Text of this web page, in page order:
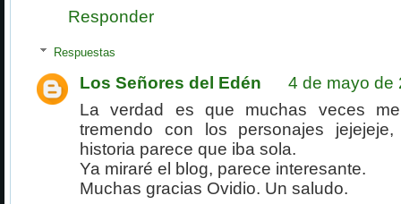
Responder
Respuestas
Los Señores del Edén
4 de mayo de
La verdad es que muchas veces
tremendo con los personajes
historia parece que iba sola.
Ya miraré el blog, parece interesante.
Muchas gracias Ovidio. Un saludo.